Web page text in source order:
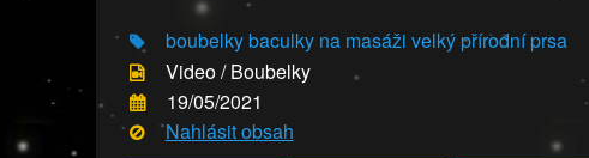
boubelkybaculky na masáži velký přírodní prsa
Video / Boubelky
19/05/2021
Nahlásit obsah